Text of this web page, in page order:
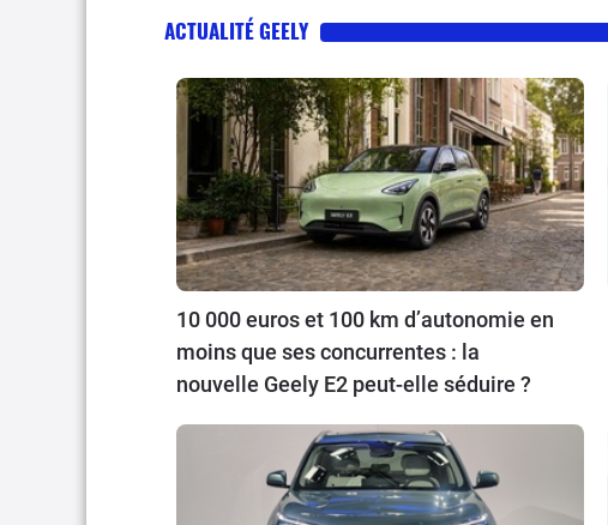
ACTUALITÉ GEELY
10 000 euros et 100 km d’autonomie en
moins que ses concurrentes : la
nouvelle Geely E2 peut-elle séduire ?